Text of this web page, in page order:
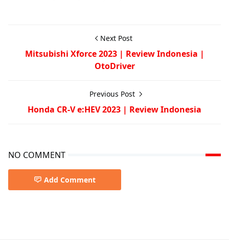
Next Post
Mitsubishi Xforce 2023 | Review Indonesia |
OtoDriver
Previous Post
Honda CR-V e:HEV 2023 | Review Indonesia
NO COMMENT
Add Comment